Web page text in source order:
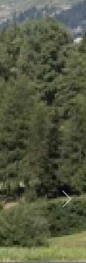
Next